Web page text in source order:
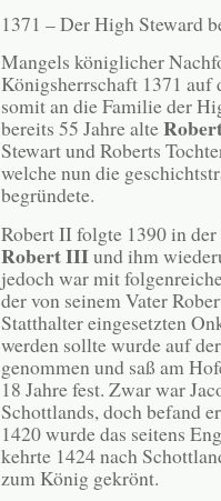
1371 – Der High Steward
Mangels königlicher
Königsherrschaft 1371
somit an die Familie der
bereits 55 Jahre alte
Stewart und Roberts
welche nun die
begründete.
Robert II folgte 1390 in
Robert IIIund ihm
jedoch war mit
der von seinem Vater
Statthalter eingesetzten
werden sollte wurde auf
genommen und saß am
18 Jahre fest. Zwar war
Schottlands, doch befand
1420 wurde das seitens
kehrte 1424 nach
zum König gekrönt.